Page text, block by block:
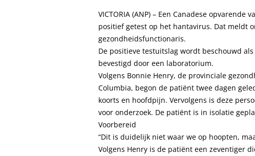
VICTORIA (ANP) – Een Canadese
positief getest op het hantavirus. Dat meldt
gezondheidsfunctionaris.
De positieve testuitslag wordt beschouwd
bevestigd door een laboratorium.
Volgens Bonnie Henry, de provinciale
Columbia, begon de patiënt twee dagen
koorts en hoofdpijn. Vervolgens is deze
voor onderzoek. De patiënt is in isolatie
Voorbereid
“Dit is duidelijk niet waar we op hoopten,
Volgens Henry is de patiënt een zeventiger